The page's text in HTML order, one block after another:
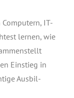
IT-
ler­nen, wie
Ein­stieg in
Aus­bil­